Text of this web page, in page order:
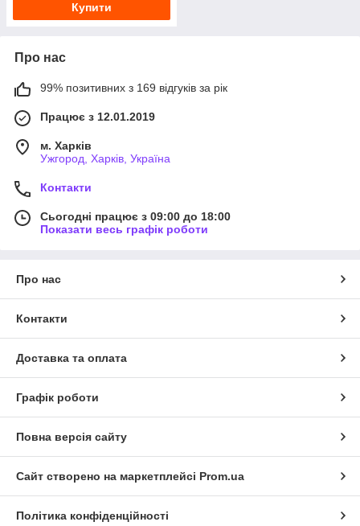
Купити
Про нас
99% позитивних з 169 відгуків за рік
Працює з 12.01.2019
м. Харків
Ужгород, Харків, Україна
Контакти
Сьогодні працює з 09:00 до 18:00
Показати весь графік роботи
Про нас
Контакти
Доставка та оплата
Графік роботи
Повна версія сайту
Сайт створено на маркетплейсі Prom.ua
Політика конфіденційності